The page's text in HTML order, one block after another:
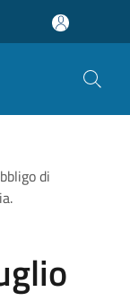
di